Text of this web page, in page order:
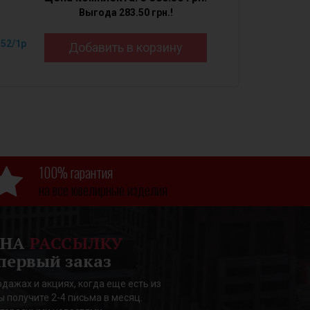
1р
Выгода 283.50 грн.!
Добавить в корзину
100% гарантия
на все ювелирные изделия
РАССЫЛКУ
заказ
и акциях, когда еще есть из
2-4 письма в месяц.